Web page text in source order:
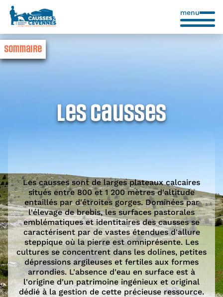
menu
Les Causses
Les causses sont de larges plateaux calcaires
situés entre 800 et 1 200 mètres d'altitude
entaillés par d'étroites gorges. Dominées par
l'élevage de brebis, les surfaces pastorales
emblématiques et identitaires des causses se
caractérisent par de vastes étendues d'allure
steppique où la pierre est omniprésente. Les
cultures se concentrent dans les dolines, petites
dépressions argileuses et fertiles aux formes
arrondies. L'absence d'eau en surface est à
l'origine d'un patrimoine ingénieux et original
dédié à la gestion de cette précieuse ressource.
Sommaire